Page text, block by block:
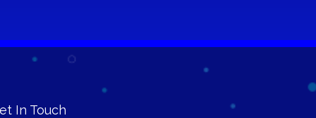
In Touch